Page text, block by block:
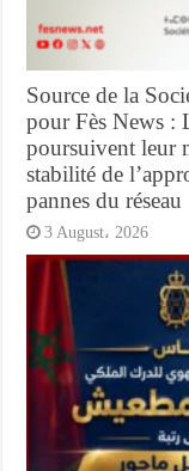
Source de la
pour Fès News :
poursuivent leur
stabilité de
pannes du réseau
3 August، 2026